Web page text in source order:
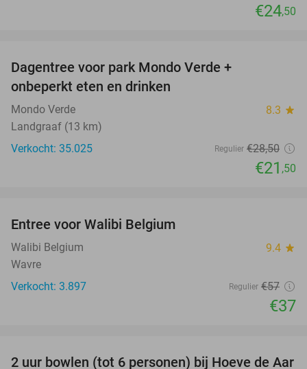
€24,50
Dagentree voor park Mondo Verde +
onbeperkt eten en drinken
Mondo Verde 8.3 star
Landgraaf (13 km)
Verkocht: 35.025
Regulier €28,50
€21 ,50
Entree voor Walibi Belgium
Walibi Belgium 9.4 star
Wavre
Verkocht: 3.897
Regulier €57
€37
2 uur bowlen (tot 6 personen) bij Hoeve de Aar